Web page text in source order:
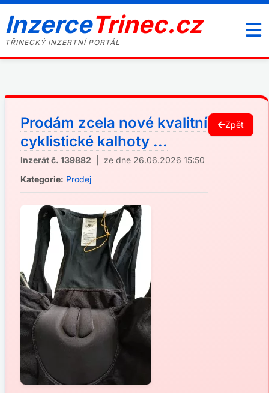
InzerceTrinec.cz
TŘINECKÝ INZERTNÍ PORTÁL
Prodám zcela nové kvalitní
cyklistické kalhoty ...
Inzerát č. 139882 | ze dne 26.06.2026 15:50
Kategorie: Prodej
Zpět